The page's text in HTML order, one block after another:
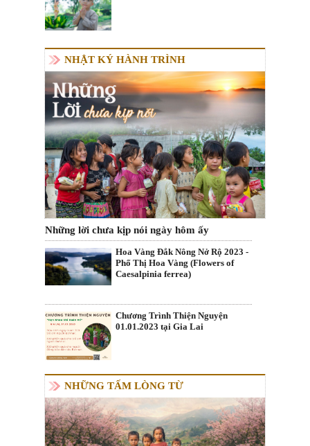
NHẬT KÝ HÀNH TRÌNH
Những lời chưa kịp nói ngày hôm ấy
Hoa Vàng Đắk Nông Nở Rộ 2023 -
Phố Thị Hoa Vàng (Flowers of
Caesalpinia ferrea)
Chương Trình Thiện Nguyện
01.01.2023 tại Gia Lai
NHỮNG TẤM LÒNG TỪ